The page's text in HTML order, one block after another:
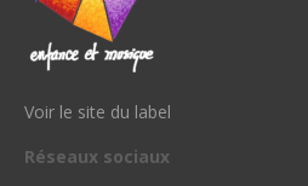
Voir le site du label
Réseaux sociaux